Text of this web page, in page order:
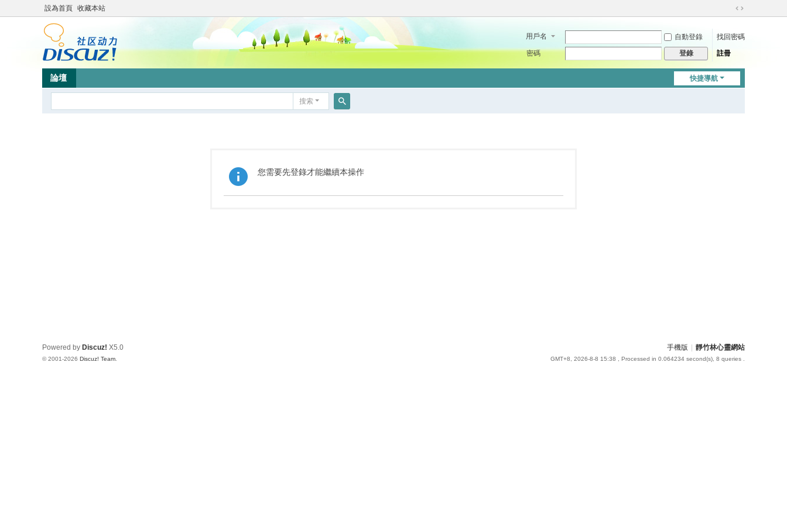
設為首頁 收藏本站
切
到
用戶名 自動登錄
找回密碼
密碼
登錄 註冊
快捷導航
論壇
搜索
您需要先登錄才能繼續本操作
手機版 靜竹林心靈網站
GMT+8, 2026-8-8 15:38 , Processed in 0.064234 second(s), 8 queries .
Powered by Discuz! X5.0
© 2001-2026 Discuz! Team